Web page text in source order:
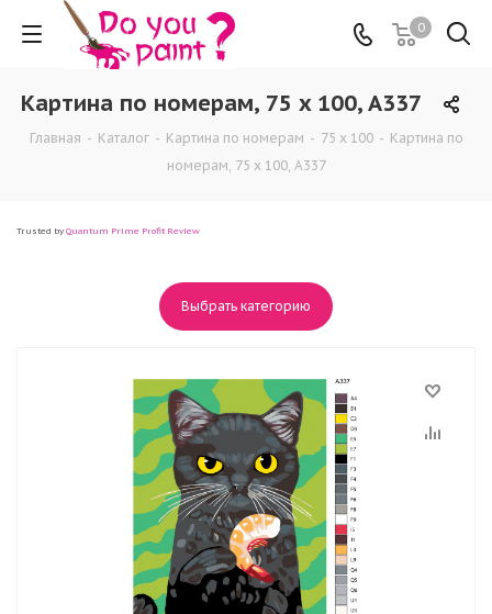
0
Картина по номерам, 75 x 100, A337
Главная - Каталог - Картина по номерам - 75 x 100 - Картина по
номерам, 75 x 100, A337
Trusted by Quantum Prime Profit Review
Выбрать категорию